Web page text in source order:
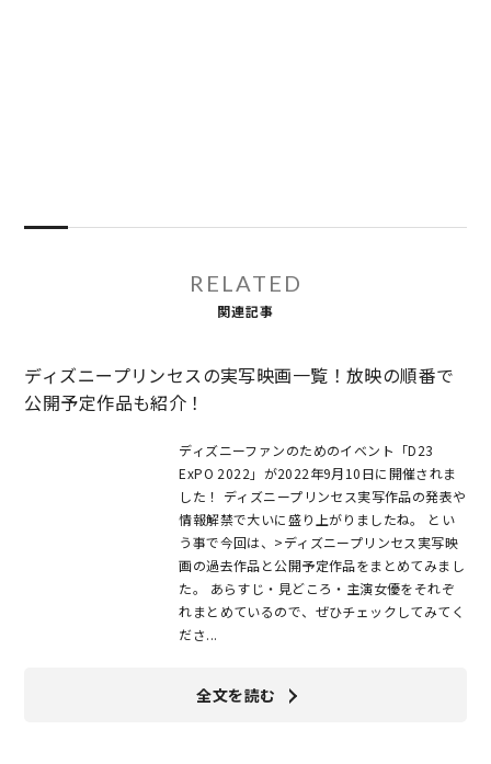
RELATED
関連記事
ディズニープリンセスの実写映画一覧！放映の順番で
公開予定作品も紹介！
ディズニーファンのためのイベント「D23
ExPO 2022」が2022年9月10日に開催されま
した！ ディズニープリンセス実写作品の発表や
情報解禁で大いに盛り上がりましたね。 とい
う事で今回は、>ディズニープリンセス実写映
画の過去作品と公開予定作品をまとめてみまし
た。 あらすじ・見どころ・主演女優をそれぞ
れまとめているので、ぜひチェックしてみてく
ださ...
全文を読む